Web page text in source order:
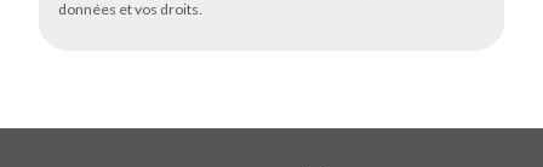
données et vos droits.